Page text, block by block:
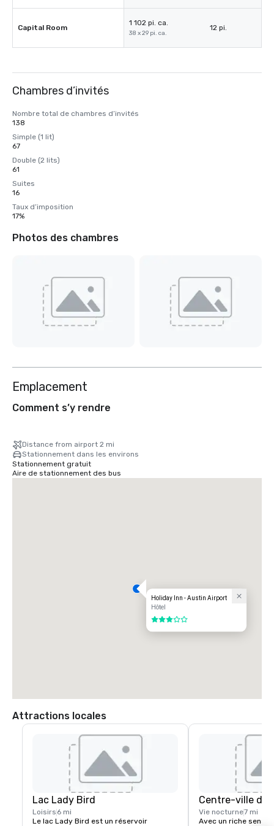
Capital Room
1 102 pi. ca.
38 x 29 pi. ca.
12 pi.
Chambres d’invités
Nombre total de chambres d’invités
138
Simple (1 lit)
67
Double (2 lits)
61
Suites
16
Taux d’imposition
17%
Photos des chambres
Emplacement
Comment s’y rendre
Distance from airport 2 mi
Stationnement dans les environs
Stationnement gratuit
Aire de stationnement des bus
Holiday Inn - Austin Airport
Hôtel
3 sur 5
Attractions locales
Lac Lady Bird
Loisirs 6 mi
Le lac Lady Bird est un réservoir
Centre-ville
Vie nocturne7 mi
Avec un riche sens